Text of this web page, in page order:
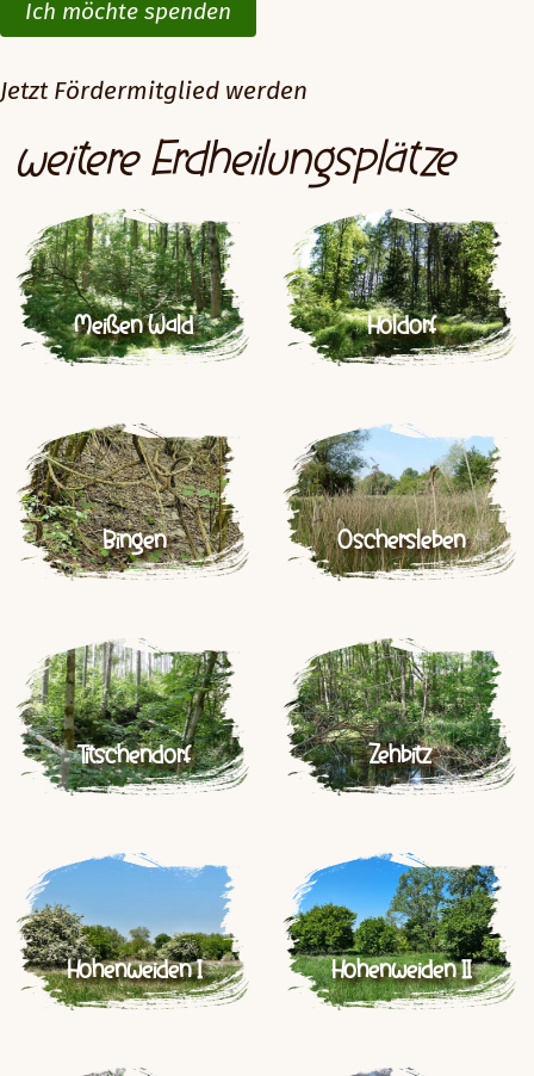
Ich möchte spenden
Jetzt Fördermitglied werden
weitere Erdheilungsplätze
Meißen Wald Holdorf
Bingen Oschersleben
Titschendorf Zehbitz
Hohenweiden I Hohenweiden II